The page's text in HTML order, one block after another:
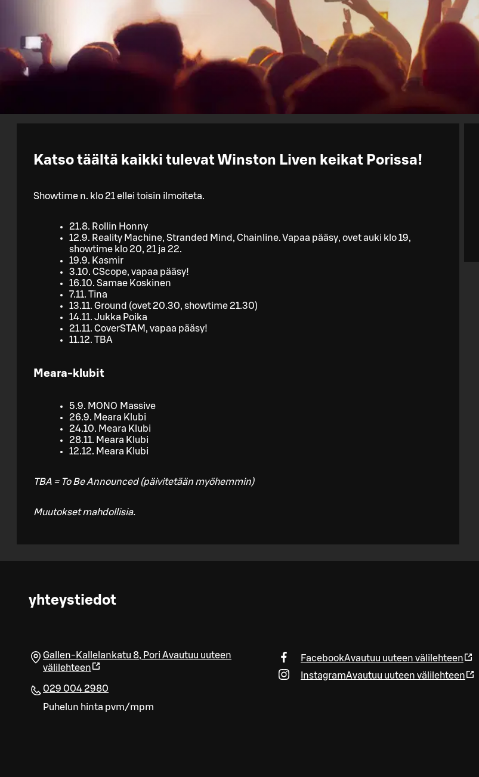
Katso täältä kaikki tulevat Winston Liven keikat Porissa!
Showtime n. klo 21 ellei toisin ilmoiteta.
21.8. Rollin Honny
12.9. Reality Machine, Stranded Mind, Chainline. Vapaa pääsy, ovet auki klo 19,
showtime klo 20, 21 ja 22.
19.9. Kasmir
3.10. CScope, vapaa pääsy!
16.10. Samae Koskinen
7.11. Tina
13.11. Ground (ovet 20.30, showtime 21.30)
14.11. Jukka Poika
21.11. CoverSTAM, vapaa pääsy!
11.12. TBA
Meara-klubit​
5.9. MONO Massive
26.9. Meara Klubi
24.10. Meara Klubi
28.11. Meara Klubi
12.12. Meara Klubi
TBA = To Be Announced (päivitetään myöhemmin)
Muutokset mahdollisia.
yhteystiedot
Gallen-Kallelankatu 8, Pori Avautuu uuteen
välilehteen
029 004 2980
Puhelun hinta pvm/mpm
FacebookAvautuu uuteen välilehteen
InstagramAvautuu uuteen välilehteen